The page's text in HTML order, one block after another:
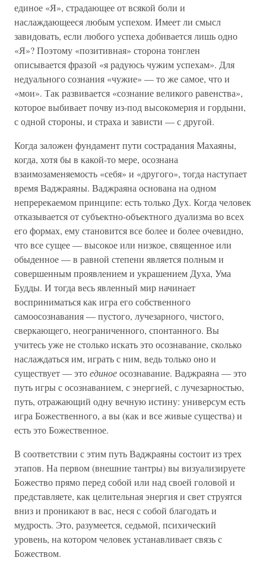
единое «Я», страдающее от всякой боли и
наслаждающееся любым успехом. Имеет ли смысл
завидовать, если любого успеха добивается лишь одно
«Я»? Поэтому «позитивная» сторона тонглен
описывается фразой «я радуюсь чужим успехам». Для
недуального сознания «чужие» — то же самое, что и
«мои». Так развивается «сознание великого равенства»,
которое выбивает почву из-под высокомерия и гордыни,
с одной стороны, и страха и зависти — с другой.
Когда заложен фундамент пути сострадания Махаяны,
когда, хотя бы в какой-то мере, осознана
взаимозаменяемость «себя» и «другого», тогда наступает
время Ваджраяны. Ваджраяна основана на одном
непререкаемом принципе: есть только Дух. Когда человек
отказывается от субъектно-объектного дуализма во всех
его формах, ему становится все более и более очевидно,
что все сущее — высокое или низкое, священное или
обыденное — в равной степени является полным и
совершенным проявлением и украшением Духа, Ума
Будды. И тогда весь явленный мир начинает
восприниматься как игра его собственного
самоосознавания — пустого, лучезарного, чистого,
сверкающего, неограниченного, спонтанного. Вы
учитесь уже не столько искать это осознавание, сколько
наслаждаться им, играть с ним, ведь только оно и
существует — этоединоеосознавание. Ваджраяна — это
путь игры с осознаванием, с энергией, с лучезарностью,
путь, отражающий одну вечную истину: универсум есть
игра Божественного, а вы (как и все живые существа) и
есть это Божественное.
В соответствии с этим путь Ваджраяны состоит из трех
этапов. На первом (внешние тантры) вы визуализируете
Божество прямо перед собой или над своей головой и
представляете, как целительная энергия и свет струятся
вниз и проникают в вас, неся с собой благодать и
мудрость. Это, разумеется, седьмой, психический
уровень, на котором человек устанавливает связь с
Божеством.